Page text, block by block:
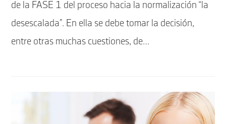
de la FASE 1 del proceso hacia la normalización “la
desescalada”. En ella se debe tomar la decisión,
entre otras muchas cuestiones, de…